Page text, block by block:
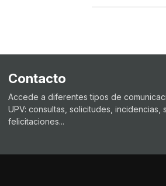
Contacto
Accede a diferentes tipos de
UPV: consultas, solicitudes, incidencias,
felicitaciones...